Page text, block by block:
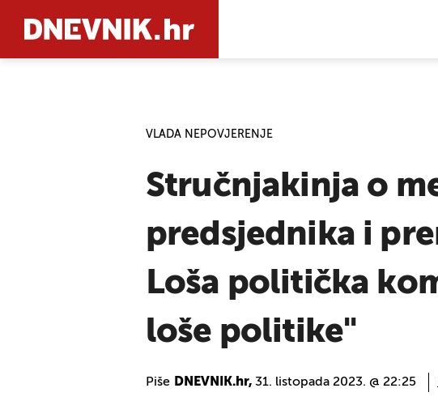
VLADA NEPOVJERENJE
Stručnjakinja o
predsjednika i
Loša politička
loše politike"
Piše DNEVNIK.hr, 31. listopada 2023. @ 22:25